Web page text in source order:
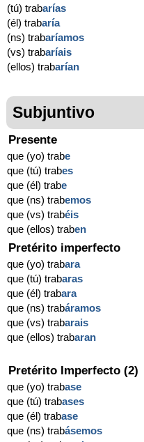
(tú) trabarías
(él) trabaría
(ns) trabaríamos
(vs) trabaríais
(ellos) trabarían
Subjuntivo
Presente
que (yo) trabe
que (tú) trabes
que (él) trabe
que (ns) trabemos
que (vs) trabéis
que (ellos) traben
Pretérito imperfecto
que (yo) trabara
que (tú) trabaras
que (él) trabara
que (ns) trabáramos
que (vs) trabarais
que (ellos) trabaran
Pretérito Imperfecto (2)
que (yo) trabase
que (tú) trabases
que (él) trabase
que (ns) trabásemos